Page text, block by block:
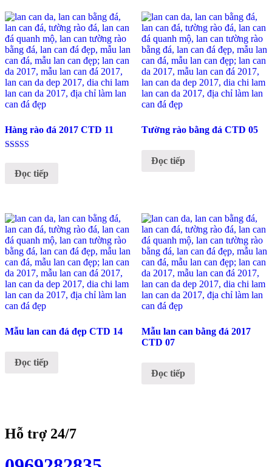
Hàng rào đá 2017 CTD 11
5.00Đọc tiếp
Tường rào bằng đá CTD 05
Đọc tiếp
Mẫu lan can đá đẹp CTD 14
Đọc tiếp
Mẫu lan can bằng đá 2017
CTD 07
Đọc tiếp
Hỗ trợ 24/7